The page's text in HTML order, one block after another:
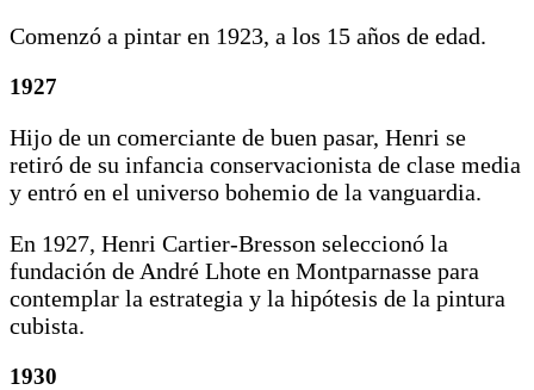
Comenzó a pintar en 1923, a los 15 años de edad.
1927
Hijo de un comerciante de buen pasar, Henri se
retiró de su infancia conservacionista de clase media
y entró en el universo bohemio de la vanguardia.
En 1927, Henri Cartier-Bresson seleccionó la
fundación de André Lhote en Montparnasse para
contemplar la estrategia y la hipótesis de la pintura
cubista.
1930